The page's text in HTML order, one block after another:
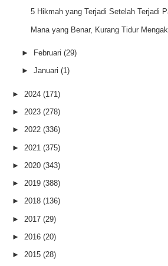
5 Hikmah yang Terjadi Setelah Terjadi
Mana yang Benar, Kurang Tidur
► Februari (29)
► Januari (1)
► 2024 (171)
► 2023 (278)
► 2022 (336)
► 2021 (375)
► 2020 (343)
► 2019 (388)
► 2018 (136)
► 2017 (29)
► 2016 (20)
► 2015 (28)